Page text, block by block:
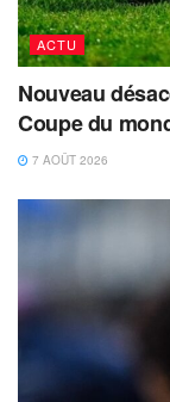
ACTU
Nouveau
Coupe du
7 AOÛT 2026